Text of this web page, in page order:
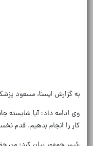
به گزارش ایسنا، مسعود
وی ادامه داد: آیا شایسته
کار را انجام بدهیم. قدم